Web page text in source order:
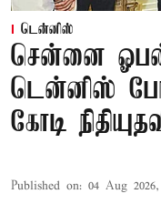
டென்னிஸ்
சென்னை
டென்னிஸ்
கோடி
Published on: 04 Aug